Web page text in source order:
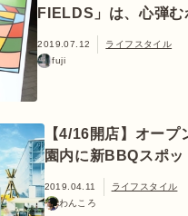
FIELDS」は、心弾む
2019.07.12
ライフスタイル
fuji
【4/16開店】オープ
園内に新BBQスポッ
2019.04.11
ライフスタイル
わんころ